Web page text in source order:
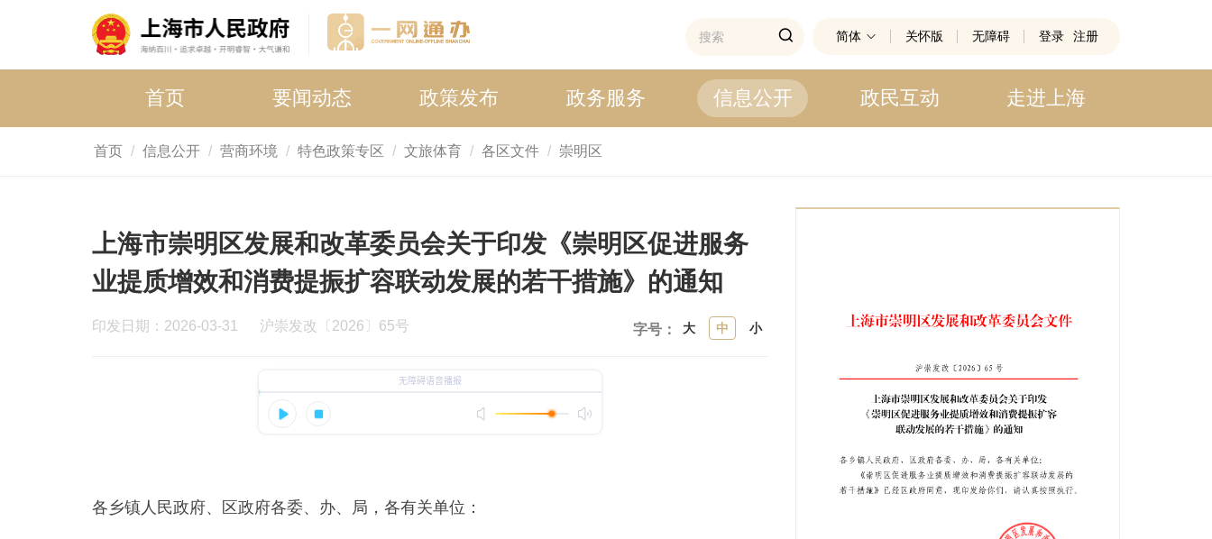
简体 关怀版 无障碍 登录 注册
首页 要闻动态 政策发布 政务服务 信息公开 政民互动 走进上海
首页 信息公开 营商环境 特色政策专区 文旅体育 各区文件 崇明区
上海市崇明区发展和改革委员会关于印发《崇明区促进服务
业提质增效和消费提振扩容联动发展的若干措施》的通知
印发日期：2026-03-31 沪崇发改〔2026〕65号 字号： 大 中 小
各乡镇人民政府、区政府各委、办、局，各有关单位：